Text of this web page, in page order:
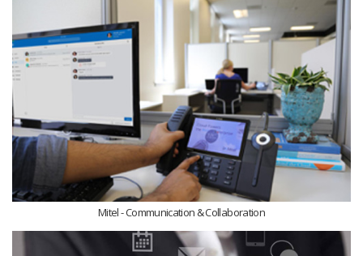
Mitel - Communication & Collaboration